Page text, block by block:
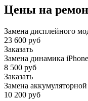
Цены на
Замена дисплейного
23 600 руб
Заказать
Замена динамика
8 500 руб
Заказать
Замена
10 200 руб